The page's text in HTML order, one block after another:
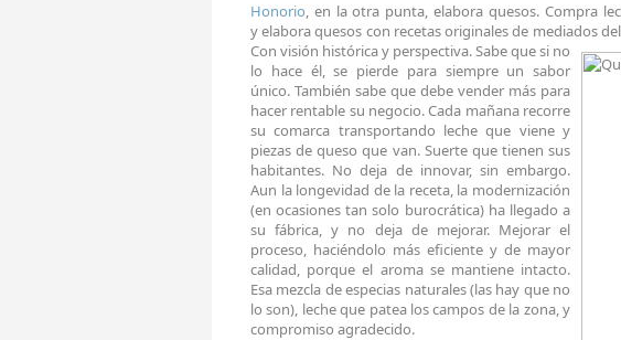
Honorio, en la otra punta, elabora quesos. Compra
y elabora quesos con recetas originales de mediados
Con visión histórica y perspectiva. Sabe que si no
lo hace él, se pierde para siempre un sabor
único. También sabe que debe vender más para
hacer rentable su negocio. Cada mañana recorre
su comarca transportando leche que viene y
piezas de queso que van. Suerte que tienen sus
habitantes. No deja de innovar, sin embargo.
Aun la longevidad de la receta, la modernización
(en ocasiones tan solo burocrática) ha llegado a
su fábrica, y no deja de mejorar. Mejorar el
proceso, haciéndolo más eficiente y de mayor
calidad, porque el aroma se mantiene intacto.
Esa mezcla de especias naturales (las hay que no
lo son), leche que patea los campos de la zona, y
compromiso agradecido.